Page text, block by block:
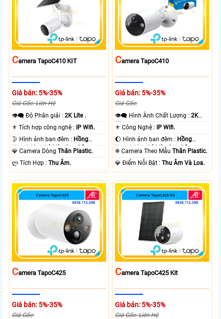
CAmera TapoC410 KIT
Giá bán: 5%-35%
Giá Gốc: Liên Hệ
👁️‍🗨 Độ Phân giải :2K Lite .
⚜️ Tích hợp công nghệ : IP Wifi.
🌛 Hình ảnh ban đêm : Hồng
Ngoại 10m Có Màu Ban Ðêm.
💎 Camera DòngThân Plastic.
️ლ Tích Hợp :Thu Âm.
CAmera TapoC410
Giá bán: 5%-35%
Giá Gốc:
👁️‍🗨 Hình Ành Chất Lượng :2K
Lite .
⚜️ Công Nghệ : IP Wifi.
🌔 Hình ảnh ban đêm : Hồng
Ngoại 10m Có Màu Ban Ðêm.
❄ Camera Theo MẫuThân Plastic.
️💎 Điểm Nỗi Bật :Thu Âm Và Loa.
CAmera TapoC425
Giá bán: 5%-35%
Giá Gốc:
CAmera TapoC425 Kit
Giá bán: 5%-35%
Giá Gốc: Liên Hệ